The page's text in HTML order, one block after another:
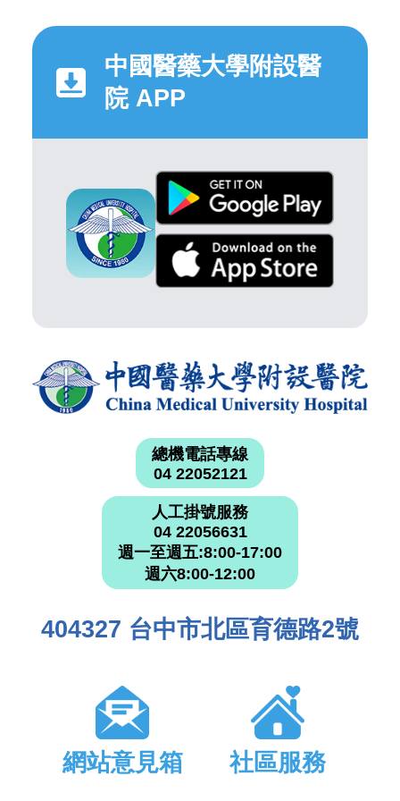
中國醫藥大學附設醫
院 APP
總機電話專線
04 22052121
人工掛號服務
04 22056631
週一至週五:8:00-17:00
週六8:00-12:00
404327 台中市北區育德路2號
網站意見箱 社區服務